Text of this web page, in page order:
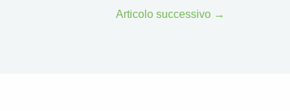
Articolo successivo →